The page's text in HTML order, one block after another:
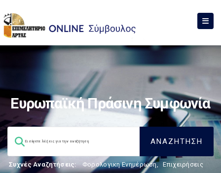
Ευρωπαϊκή Πράσινη Συμφωνία
Συχνές Αναζητήσεις: Φορολογικη Ενημέρωση, Επιχειρήσεις